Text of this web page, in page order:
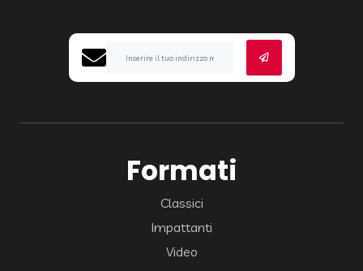
Formati
Classici
Impattanti
Video